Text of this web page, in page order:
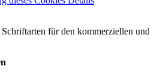
für den kommerziellen und